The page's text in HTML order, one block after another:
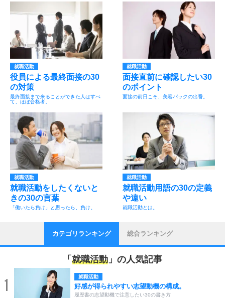
就職活動
役員による最終面接の30
の対策
最終面接まで来ることができた人はすべ
て、ほぼ合格者。
就職活動
面接直前に確認したい30
のポイント
面接の前日こそ、美容パックの出番。
就職活動
就職活動をしたくないと
きの30の言葉
「働いたら負け」と思ったら、負け。
就職活動
就職活動用語の30の定義
や違い
就職活動とは。
カテゴリランキング 総合ランキング
「 就職活動 」の人気記事
1 就職活動
好感が得られやすい志望動機の構成。
履歴書の志望動機で注意したい30の書き方